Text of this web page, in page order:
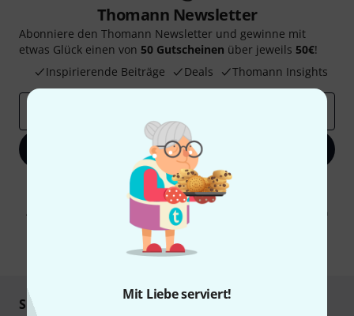
Mit Liebe serviert!
Thomann Newsletter
Abonniere den Thomann Newsletter und gewinne mit
etwas Glück einen von 50 Gutscheinen über jeweils 50€!
Inspirierende Beiträge
Deals Thomann Insights
Jetzt anmelden
Mit Klick auf „Jetzt anmelden“ stimmen Sie dem Erhalt von E-Mail-
Werbung und einer Messung des E-Mail-Nutzungsverhaltens zu. Die
Abmeldung ist jederzeit möglich. Weitere Informationen finden Sie in
unseren
Datenschutzhinweisen
* Pflichtfeld
Sicher einkaufen & bezahlen